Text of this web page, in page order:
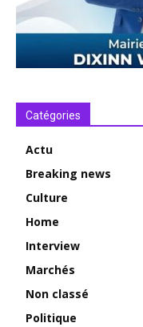
Catégories
Actu
Breaking news
Culture
Home
Interview
Marchés
Non classé
Politique